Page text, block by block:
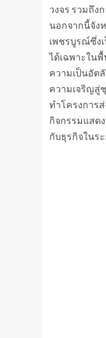
วงจร รวมถึง
นอกจากนี้จัง
เพชรบูรณ์ซึ่ง
ได้เฉพาะใน
ความเป็นอัต
ความเจริญสู่
ทำโครงการ
กิจกรรมแสด
กับธุรกิจในระ